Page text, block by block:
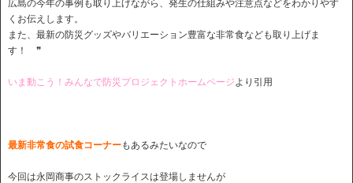
広島の今年の事例も取り上げながら、発生の仕組みや注意点などをわかりやす
くお伝えします。
また、最新の防災グッズやバリエーション豊富な非常食なども取り上げま
す！ ❞
いま動こう！みんなで防災プロジェクトホームページ より引用
最新非常食の試食コーナーもあるみたいなので
今回は永岡商事のストックライスは登場しませんが